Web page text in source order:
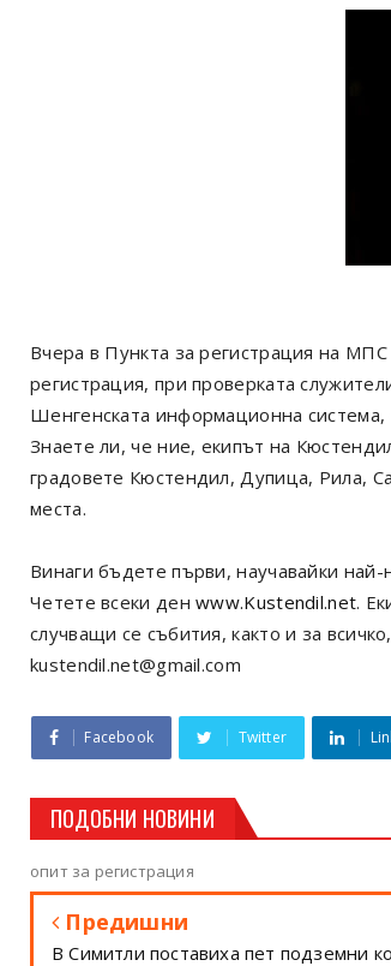
Вчера в Пункта за регистрация на
регистрация, при проверката
Шенгенската информационна система,
Знаете ли, че ние, екипът на
градовете Кюстендил, Дупица, Рила,
места.
Винаги бъдете първи, научавайки
Четете всеки денwww.Kustendil.net.
случващи се събития, както и за
kustendil.net@gmail.com
Facebook Twitter
ПОДОБНИ НОВИНИ
опит за регистрация
Предишни
В Симитли поставиха пет подземни